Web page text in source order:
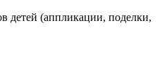
детей (аппликации, поделки,